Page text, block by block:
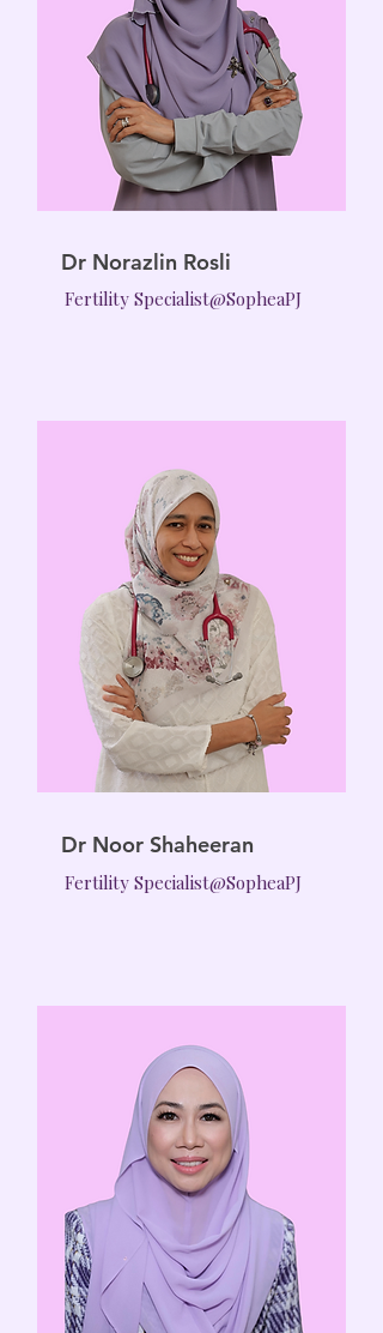
Dr Norazlin Rosli
Fertility Specialist@SopheaPJ
Dr Noor Shaheeran
Fertility Specialist@SopheaPJ